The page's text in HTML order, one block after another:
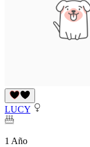
LUCY
1 Año